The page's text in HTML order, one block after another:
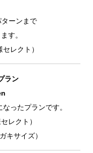
ーンまで
す。
レクト）
ラン
ったプランです。
レクト）
キサイズ）